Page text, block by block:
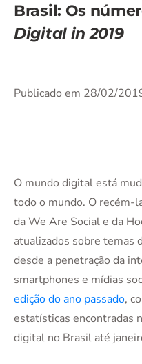
Brasil: Os
Digital in 2019
Publicado em 28/02/
O mundo digital está
todo o mundo. O
da We Are Social e da
atualizados sobre temas
desde a penetração da
smartphones e mídias
edição do ano passado,
estatísticas encontradas
digital no Brasil até